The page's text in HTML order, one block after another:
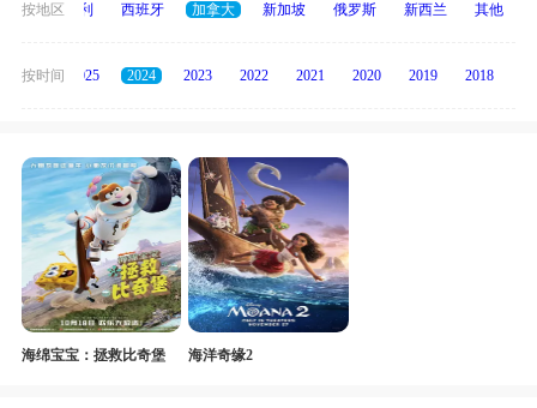
按地区
度 意大利 西班牙 加拿大 新加坡 俄罗斯 新西兰 其他
按时间
2026 2025 2024 2023 2022 2021 2020 2019 2018
海绵宝宝：拯救比奇堡 海洋奇缘2